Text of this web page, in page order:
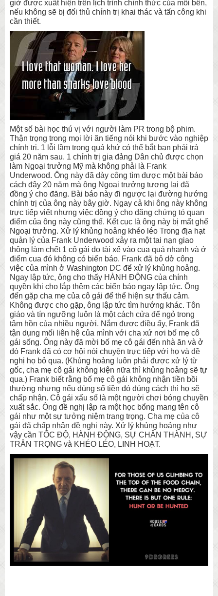
giờ được xuất hiện trên lịch trình chính thức của mỗi bên,
nếu không sẽ bị đối thủ chính trị khai thác và tấn công khi
cần thiết.
Một số bài học thú vị với người làm PR trong bộ phim.
Thận trọng trong mọi lời ăn tiếng nói khi bước vào nghiệp
chính trị. 1 lỗi lầm trong quá khứ có thể bắt bạn phải trả
giá 20 năm sau. 1 chính trị gia đảng Dân chủ được chọn
làm Ngoại trưởng Mỹ mà không phải là Frank
Underwood. Ông này đã dày công tìm được một bài báo
cách đây 20 năm mà ông Ngoại trưởng tương lai đã
đồng ý cho đăng. Bài báo này đi ngược lại đường hướng
chính trị của ông này bây giờ. Ngay cả khi ông này không
trực tiếp viết nhưng việc đồng ý cho đăng chứng tỏ quan
điểm của ông này cũng thế. Kết cục là ông này bị mất ghế
Ngoại trưởng. Xử lý khủng hoảng khéo léo Trong địa hạt
quản lý của Frank Underwood xảy ra một tai nạn giao
thông làm chết 1 cô gái do tài xế vào cua quá nhanh và ở
điểm cua đó không có biển báo. Frank đã bỏ dở công
việc của mình ở Washington DC để xử lý khủng hoảng.
Ngay lập tức, ông cho thấy HÀNH ĐỘNG của chính
quyền khi cho lắp thêm các biển báo ngay lập tức. Ông
đến gặp cha mẹ của cô gái để thể hiện sự thấu cảm.
Không được cho gặp, ông lập tức tìm hướng khác. Tôn
giáo và tín ngưỡng luôn là một cách cửa để ngỏ trong
tâm hồn của nhiều người. Nắm được điều ấy, Frank đã
tận dụng mối liên hệ của mình với cha xứ nơi bố mẹ cô
gái sống. Ông này đã mời bố mẹ cô gái đến nhà ăn và ở
đó Frank đã có cơ hội nói chuyện trực tiếp với họ và đề
nghị họ bỏ qua. (Khủng hoảng luôn phải được xử lý từ
gốc, cha mẹ cô gái không kiện nữa thì khủng hoảng sẽ tự
qua.) Frank biết rằng bố mẹ cô gái không nhận tiền bồi
thường nhưng nếu dùng số tiền đó đúng cách thì họ sẽ
chấp nhận. Cô gái xấu số là một người chơi bóng chuyền
xuất sắc. Ông đề nghị lập ra một học bổng mang tên cô
gái như một sự tưởng niệm trang trọng. Cha mẹ của cô
gái đã chấp nhận đề nghị này. Xử lý khủng hoảng như
vậy cần TỐC ĐỘ, HÀNH ĐỘNG, SỰ CHÂN THÀNH, SỰ
TRÂN TRỌNG và KHÉO LÉO, LINH HOẠT.